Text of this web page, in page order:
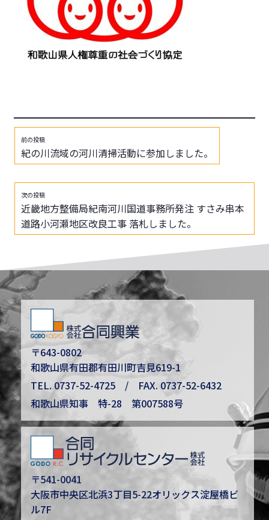
前の投稿
紀の川流域の河川清掃活動に参加しました。
次の投稿
近畿地方整備局紀南河川国道事務所発注 すさみ串本
道路小河瀬地区改良工事 落札しました。
〒643-0802
和歌山県有田郡有田川町吉見619-1
TEL. 0737-52-4725/ FAX. 0737-52-6432
和歌山県知事 特-28 第007588号
〒541-0041
大阪市中央区北浜3丁目5-22オリックス淀屋橋ビ
ル7F